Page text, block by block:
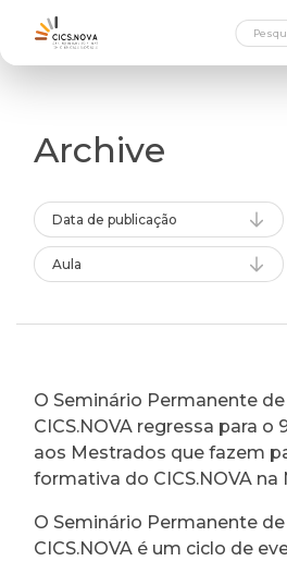
Archive
Data de publicação
Aula
O Seminário Permanente
CICS.NOVA regressa para o
aos Mestrados que fazem
formativa do CICS.NOVA na
O Seminário Permanente
CICS.NOVA é um ciclo de